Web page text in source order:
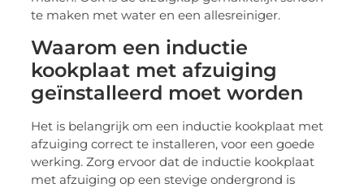
te maken met water en een allesreiniger.
Waarom een inductie
kookplaat met afzuiging
geïnstalleerd moet worden
Het is belangrijk om een inductie kookplaat met
afzuiging correct te installeren, voor een goede
werking. Zorg ervoor dat de inductie kookplaat
met afzuiging op een stevige ondergrond is